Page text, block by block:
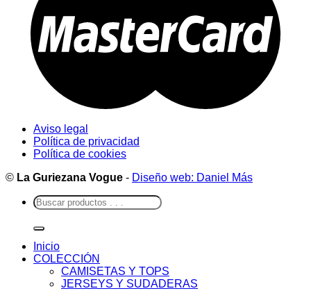
Aviso legal
Política de privacidad
Política de cookies
© La Guriezana Vogue - Diseño web: Daniel Más
Buscar
por:
Inicio
COLECCIÓN
CAMISETAS Y TOPS
JERSEYS Y SUDADERAS